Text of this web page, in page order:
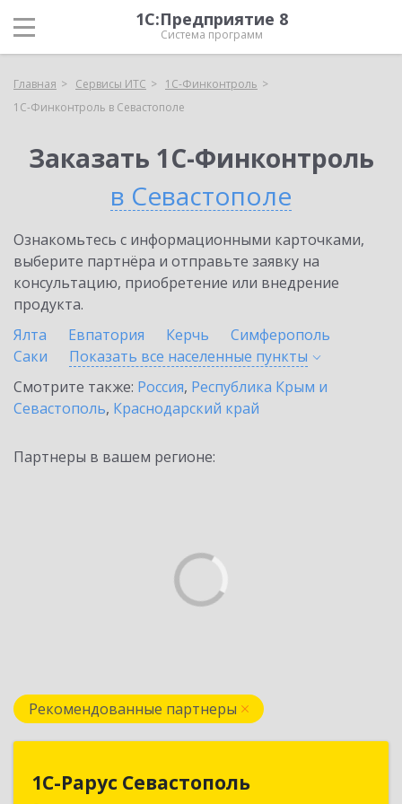
1С:Предприятие 8
Система программ
Главная Сервисы ИТС
1С-Финконтроль
1С-Финконтроль в Севастополе
Заказать 1С-Финконтроль
в Севастополе
Ознакомьтесь с информационными карточками,
выберите партнёра и отправьте заявку на
консультацию, приобретение или внедрение
продукта.
Ялта
Евпатория Керчь
Симферополь
Саки
Показать все населенные пункты
Смотрите также: Россия, Республика Крым и
Севастополь, Краснодарский край
Партнеры в вашем регионе:
Рекомендованные партнеры
1С-Рарус Севастополь